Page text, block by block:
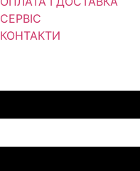
СЕРВІС
КОНТАКТИ